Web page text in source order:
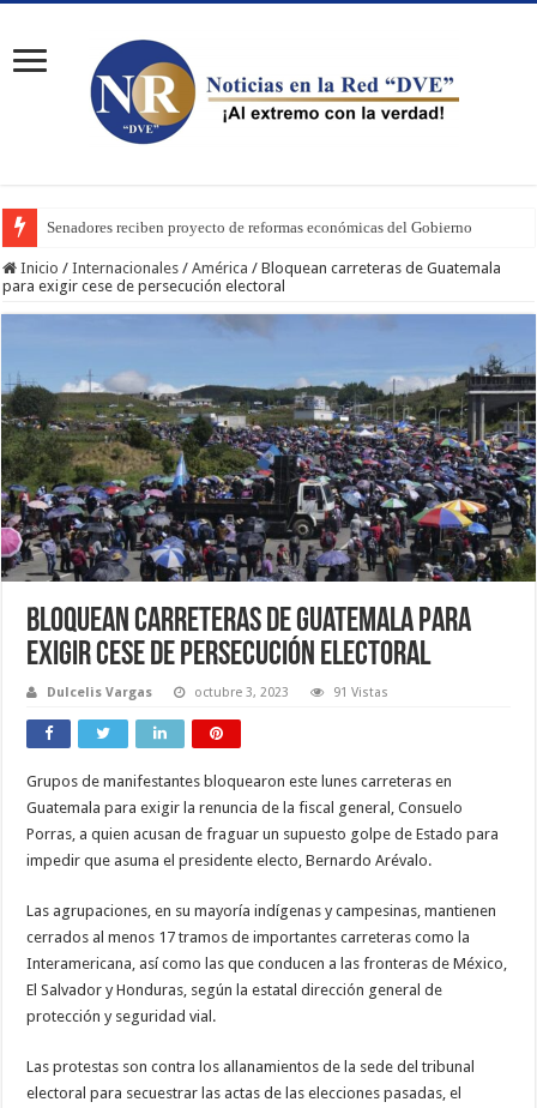
Senadores reciben proyecto de reformas económicas del Gobierno
Inicio / Internacionales / América / Bloquean carreteras de Guatemala
para exigir cese de persecución electoral
Bloquean carreteras de Guatemala para
exigir cese de persecución electoral
Dulcelis Vargas octubre 3, 2023 91 Vistas
Grupos de manifestantes bloquearon este lunes carreteras en
Guatemala para exigir la renuncia de la fiscal general, Consuelo
Porras, a quien acusan de fraguar un supuesto golpe de Estado para
impedir que asuma el presidente electo, Bernardo Arévalo.
Las agrupaciones, en su mayoría indígenas y campesinas, mantienen
cerrados al menos 17 tramos de importantes carreteras como la
Interamericana, así como las que conducen a las fronteras de México,
El Salvador y Honduras, según la estatal dirección general de
protección y seguridad vial.
Las protestas son contra los allanamientos de la sede del tribunal
electoral para secuestrar las actas de las elecciones pasadas, el